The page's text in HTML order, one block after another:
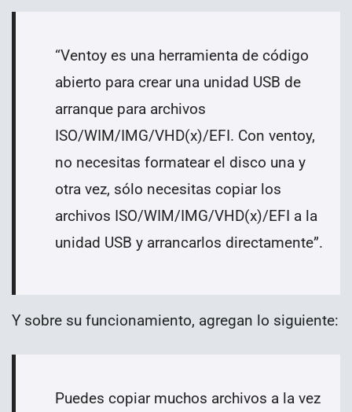
“Ventoy es una herramienta de código
abierto para crear una unidad USB de
arranque para archivos
ISO/WIM/IMG/VHD(x)/EFI. Con ventoy,
no necesitas formatear el disco una y
otra vez, sólo necesitas copiar los
archivos ISO/WIM/IMG/VHD(x)/EFI a la
unidad USB y arrancarlos directamente”.
Y sobre su funcionamiento, agregan lo siguiente:
Puedes copiar muchos archivos a la vez